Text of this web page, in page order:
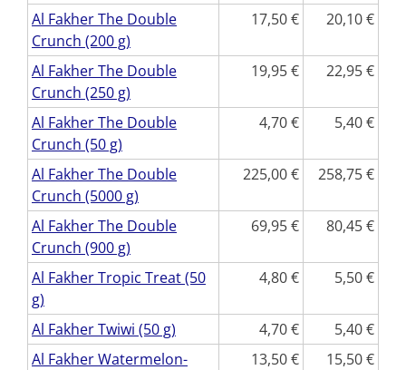
Al Fakher The Double
Crunch (200 g)
17,50 20,10
Al Fakher The Double
Crunch (250 g)
19,95 22,95
Al Fakher The Double
Crunch (50 g)
4,70 5,40
Al Fakher The Double
Crunch (5000 g)
225,00 258,75
Al Fakher The Double
Crunch (900 g)
69,95 80,45
Al Fakher Tropic Treat (50
g)
4,80 5,50
Al Fakher Twiwi (50 g) 4,70
5,40
Al Fakher Watermelon-
13,50 15,50